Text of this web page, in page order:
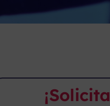
¡Solicita